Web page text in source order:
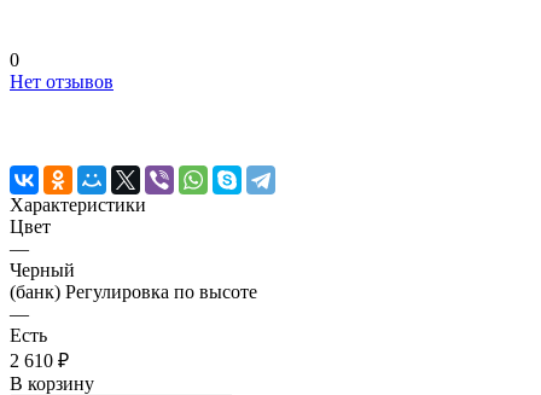
0
Нет отзывов
Характеристики
Цвет
—
Черный
(банк) Регулировка по высоте
—
Есть
2 610 ₽
В корзину